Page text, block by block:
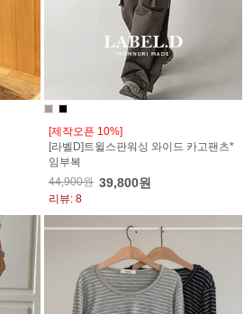
[제작오픈 10%]
[라벨D]트윌스판워싱 와이드 카고팬츠*
임부복
44,900원 39,800원
리뷰: 8